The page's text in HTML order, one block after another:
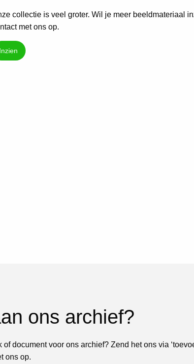
collectie is veel groter. Wil je meer beeldmateriaal
met ons op.
Inzien
ons archief?
document voor ons archief? Zend het ons via
ons op.